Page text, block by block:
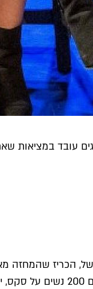
אבל איך הפמיניזם הניינטיזי
"הניו יורק טיימס",